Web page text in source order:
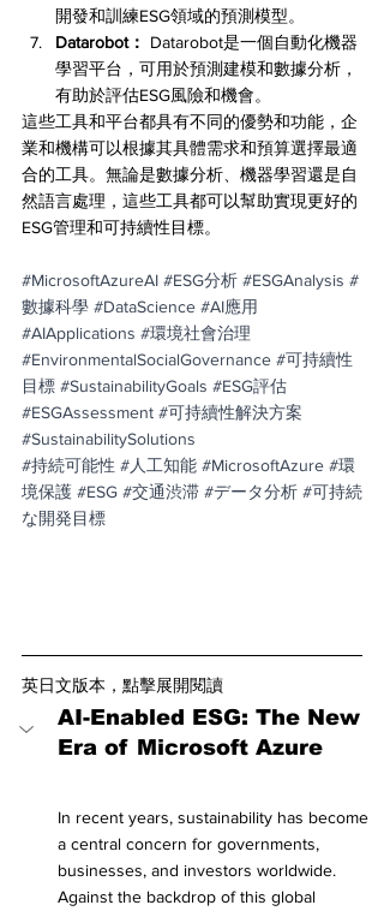
開發和訓練ESG領域的預測模型。
Datarobot：
Datarobot是一個自動化機器
學習平台，可用於預測建模和數據分析，
有助於評估ESG風險和機會。
這些工具和平台都具有不同的優勢和功能，企
業和機構可以根據其具體需求和預算選擇最適
合的工具。無論是數據分析、機器學習還是自
然語言處理，這些工具都可以幫助實現更好的
ESG管理和可持續性目標。
#MicrosoftAzureAI #ESG分析 #ESGAnalysis #
數據科學 #DataScience #AI應用
#AIApplications #環境社會治理
#EnvironmentalSocialGovernance #可持續性
目標 #SustainabilityGoals #ESG評估
#ESGAssessment #可持續性解決方案
#SustainabilitySolutions
#持続可能性 #人工知能 #MicrosoftAzure #環
境保護 #ESG #交通渋滞 #データ分析 #可持続
な開発目標
英日文版本，點擊展開閱讀
AI-Enabled ESG: The New
Era of Microsoft Azure
In recent years, sustainability has become
a central concern for governments,
businesses, and investors worldwide.
Against the backdrop of this global